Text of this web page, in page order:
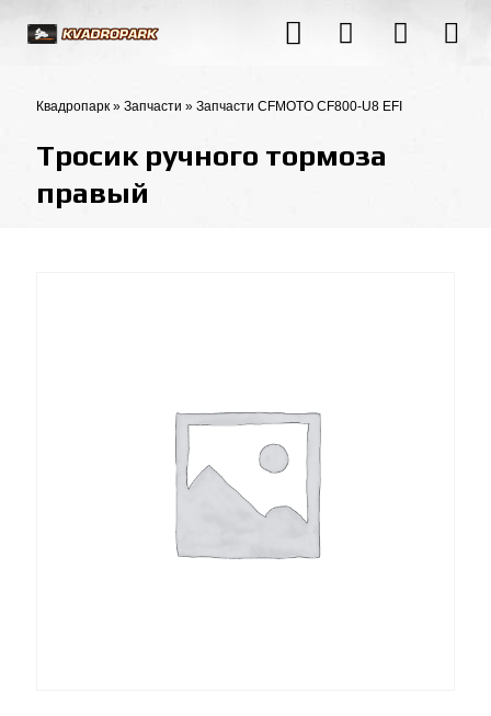
Квадропарк » Запчасти » Запчасти CFMOTO CF800-U8 EFI
Тросик ручного тормоза
правый